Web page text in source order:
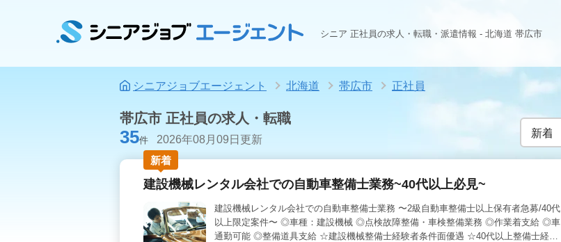
シニア 正社員の求人・転職・派遣情報 - 北海道 帯広市
シニアジョブエージェント 北海道 帯広市 正社員
帯広市 正社員の求人・転職
35件
2026年08月09日更新
新着
建設機械レンタル会社での自動車整備士業務~40代以上必見~
建設機械レンタル会社での自動車整備士業務 〜2級自動車整備士以上保有者急募/40代
以上限定案件〜 ◎車種：建設機械 ◎点検故障整備・車検整備業務 ◎作業着支給 ◎車
通勤可能 ◎整備道具支給 ☆建設機械整備士経験者条件面優遇 ☆40代以上整備士経験